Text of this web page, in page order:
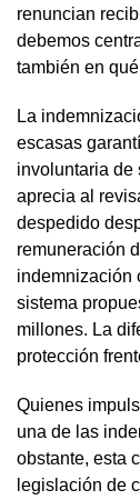
renuncian
debemos
también en
La
escasas
involuntaria de
aprecia al
despedido
remuneración
indemnización
sistema
millones. La
protección
Quienes
una de las
obstante, esta
legislación de